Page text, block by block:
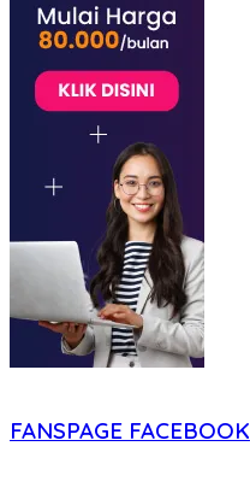
FANSPAGE FACEBOOK